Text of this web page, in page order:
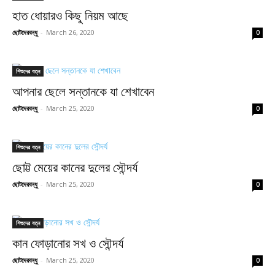
হাত ধোয়ারও কিছু নিয়ম আছে
ছোটদেরবন্ধু - March 26, 2020 0
শিশুদের যত্ন
আপনার ছেলে সন্তানকে যা শেখাবেন
ছোটদেরবন্ধু - March 25, 2020 0
শিশুদের যত্ন
ছোট্ট মেয়ের কানের দুলের সৌন্দর্য
ছোটদেরবন্ধু - March 25, 2020 0
শিশুদের যত্ন
কান ফোড়ানোর সখ ও সৌন্দর্য
ছোটদেরবন্ধু - March 25, 2020 0